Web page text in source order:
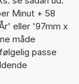
Minut + 58
eller '97mm x
måde
passe